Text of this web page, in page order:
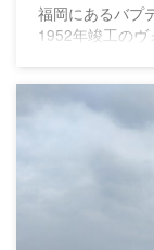
福岡にあるバプ
1952年竣工のヴ